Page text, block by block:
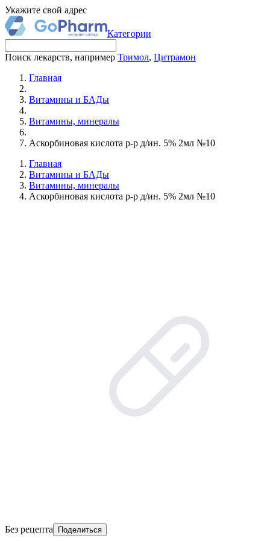
Укажите свой адрес
Категории
Поиск лекарств, например Тримол, Цитрамон
Главная
Витамины и БАДы
Витамины, минералы
Аскорбиновая кислота р-р д/ин. 5% 2мл №10
Главная
Витамины и БАДы
Витамины, минералы
Аскорбиновая кислота р-р д/ин. 5% 2мл №10
Без рецепта Поделиться